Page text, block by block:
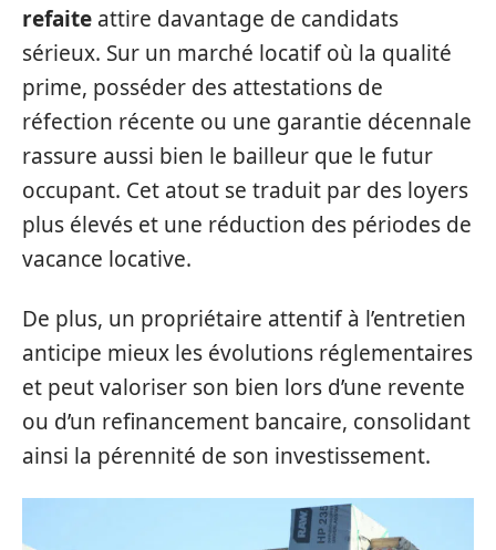
refaite attire davantage de candidats
sérieux. Sur un marché locatif où la qualité
prime, posséder des attestations de
réfection récente ou une garantie décennale
rassure aussi bien le bailleur que le futur
occupant. Cet atout se traduit par des loyers
plus élevés et une réduction des périodes de
vacance locative.
De plus, un propriétaire attentif à l’entretien
anticipe mieux les évolutions réglementaires
et peut valoriser son bien lors d’une revente
ou d’un refinancement bancaire, consolidant
ainsi la pérennité de son investissement.